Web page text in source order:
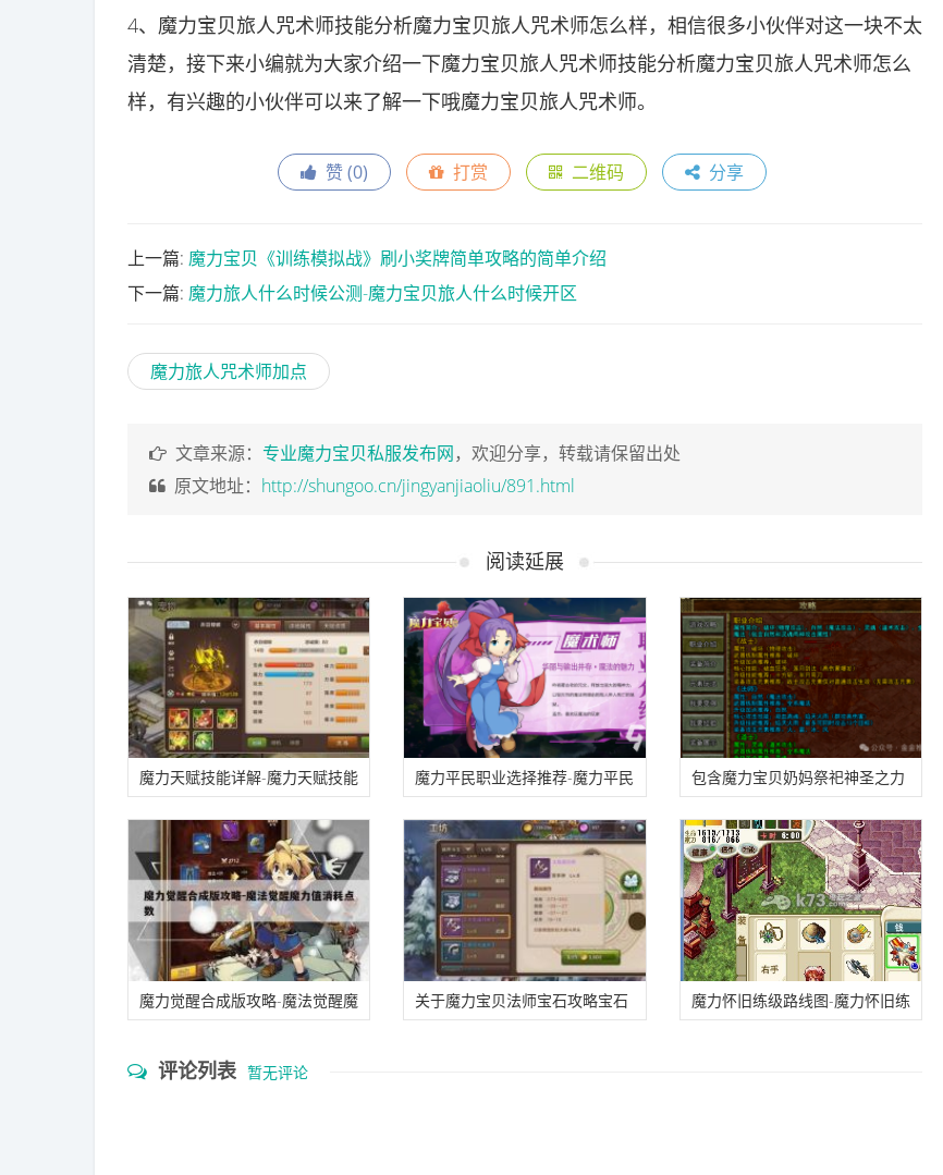
4、魔力宝贝旅人咒术师技能分析魔力宝贝旅人咒术师怎么样，相信很多小伙伴对这一块不太
清楚，接下来小编就为大家介绍一下魔力宝贝旅人咒术师技能分析魔力宝贝旅人咒术师怎么
样，有兴趣的小伙伴可以来了解一下哦魔力宝贝旅人咒术师。
赞 (0) 打赏 二维码 分享
上一篇: 魔力宝贝《训练模拟战》刷小奖牌简单攻略的简单介绍
下一篇: 魔力旅人什么时候公测-魔力宝贝旅人什么时候开区
魔力旅人咒术师加点
文章来源： 专业魔力宝贝私服发布网，欢迎分享，转载请保留出处
原文地址： http://shungoo.cn/jingyanjiaoliu/891.html
阅读延展
魔力天赋技能详解-魔力天赋技能
详解图
魔力平民职业选择推荐-魔力平民
职业选择推荐攻略
包含魔力宝贝奶妈祭祀神圣之力
技能效果的词条
魔力觉醒合成版攻略-魔法觉醒魔
关于魔力宝贝法师宝石攻略宝石
魔力怀旧练级路线图-魔力怀旧练
评论列表 暂无评论